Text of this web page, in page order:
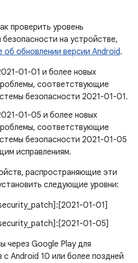
проверить уровень
на устройстве,
об обновлении версии Android.
01-01 и более новых
соответствующие
безопасности 2021-01-01.
01-05 и более новых
соответствующие
безопасности 2021-01-05
исправлениям.
распространяющие эти
следующие уровни:
01-01]
01-05]
через Google Play для
Android 10 или более поздней